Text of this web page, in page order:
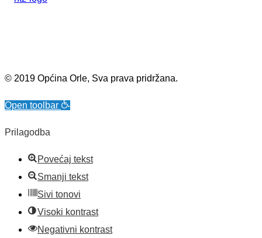
© 2019 Općina Orle, Sva prava pridržana.
Open toolbar
Prilagodba
Povećaj tekst
Smanji tekst
Sivi tonovi
Visoki kontrast
Negativni kontrast